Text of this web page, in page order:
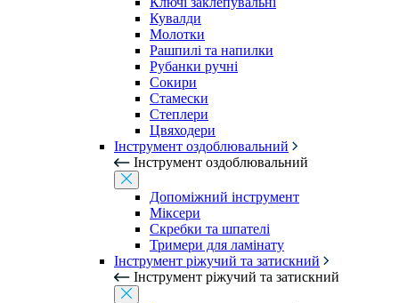
Кувалди
Молотки
Рашпилі та напилки
Рубанки ручні
Сокири
Стамески
Степлери
Цвяходери
Інструмент оздоблювальний
Інструмент оздоблювальний
Допоміжний інструмент
Міксери
Скребки та шпателі
Тримери для ламінату
Інструмент ріжучий та затискний
Інструмент ріжучий та затискний